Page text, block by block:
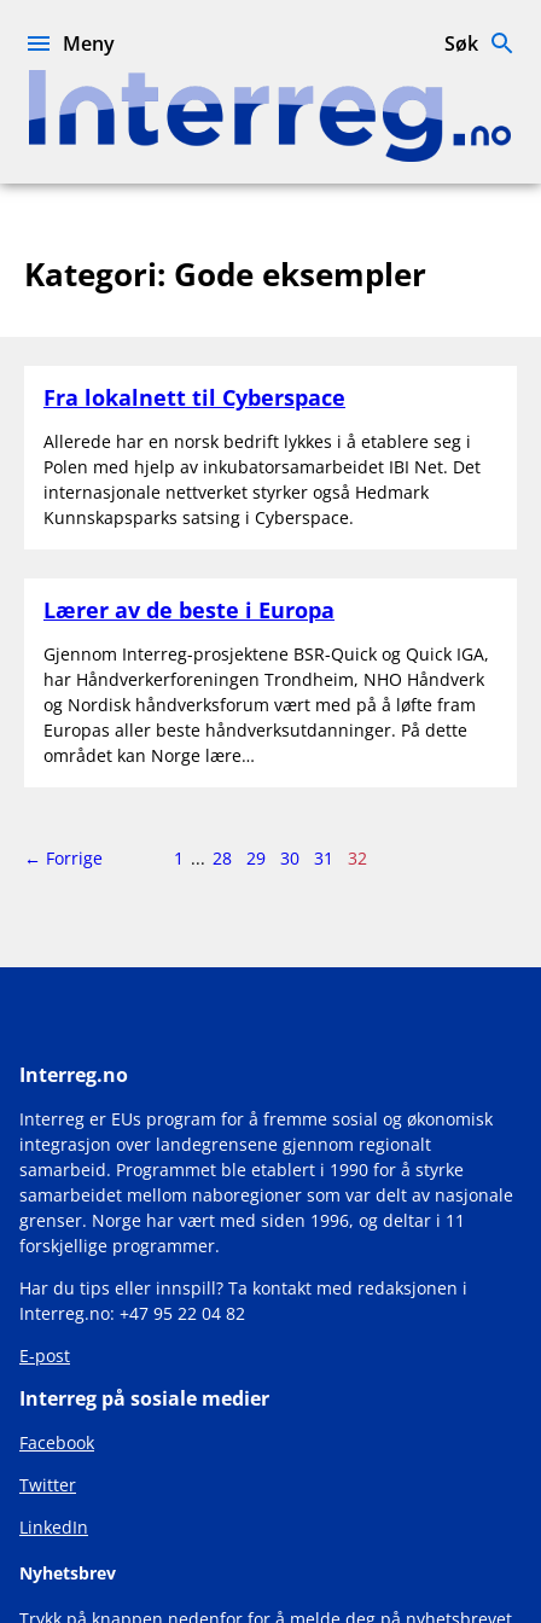
Interreg.no
Meny Søk
Kategori: Gode eksempler
Fra lokalnett til Cyberspace
Allerede har en norsk bedrift lykkes i å etablere seg i
Polen med hjelp av inkubatorsamarbeidet IBI Net. Det
internasjonale nettverket styrker også Hedmark
Kunnskapsparks satsing i Cyberspace.
Lærer av de beste i Europa
Gjennom Interreg-prosjektene BSR-Quick og Quick IGA,
har Håndverkerforeningen Trondheim, NHO Håndverk
og Nordisk håndverksforum vært med på å løfte fram
Europas aller beste håndverksutdanninger. På dette
området kan Norge lære…
← Forrigeside
Side1 ... 28 29 30 31 32
Interreg.no
Interreg er EUs program for å fremme sosial og økonomisk
integrasjon over landegrensene gjennom regionalt
samarbeid. Programmet ble etablert i 1990 for å styrke
samarbeidet mellom naboregioner som var delt av nasjonale
grenser. Norge har vært med siden 1996, og deltar i 11
forskjellige programmer.
Har du tips eller innspill? Ta kontakt med redaksjonen i
Interreg.no: +47 95 22 04 82
E-post
Interreg på sosiale medier
Facebook
Twitter
LinkedIn
Nyhetsbrev